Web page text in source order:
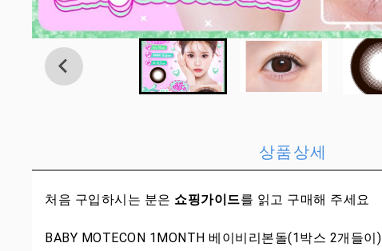
상품상세
처음 구입하시는 분은 쇼핑가이드를 읽고 구매해 주세요
BABY MOTECON 1MONTH 베이비리본돌(1박스 2개들이)